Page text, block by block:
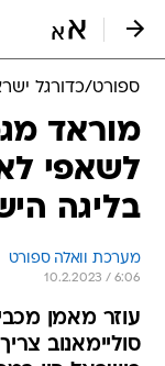
ספורט/כדורגל
מוראד
לשאפי
בליגה
מערכת וואלה ספורט
10.2.2023 / 6:06
עוזר מאמן
סוליימאנוב